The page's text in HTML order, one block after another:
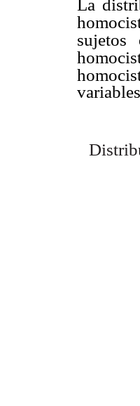
La